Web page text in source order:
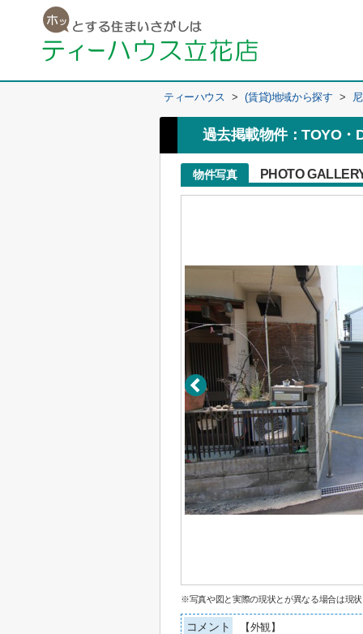
ティーハウス > (賃貸)地域から探す >
過去掲載物件：TOYO・
物件写真 PHOTO
※写真や図と実際の現状とが異なる場合は現状
コメント 【外観】